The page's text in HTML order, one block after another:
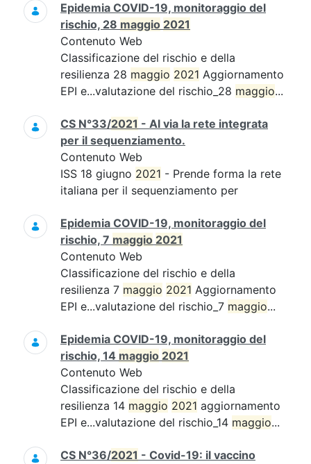
Epidemia COVID-19, monitoraggio del
rischio, 28 maggio 2021
Contenuto Web
Classificazione del rischio e della
resilienza 28 maggio 2021 Aggiornamento
EPI e...valutazione del rischio_28 maggio...
CS N°33/2021 - Al via la rete integrata
per il sequenziamento.
Contenuto Web
ISS 18 giugno 2021 - Prende forma la rete
italiana per il sequenziamento per
Epidemia COVID-19, monitoraggio del
rischio, 7 maggio 2021
Contenuto Web
Classificazione del rischio e della
resilienza 7 maggio 2021 Aggiornamento
EPI e...valutazione del rischio_7 maggio...
Epidemia COVID-19, monitoraggio del
rischio, 14 maggio 2021
Contenuto Web
Classificazione del rischio e della
resilienza 14 maggio 2021 aggiornamento
EPI e...valutazione del rischio_14 maggio...
CS N°36/2021 - Covid-19: il vaccino